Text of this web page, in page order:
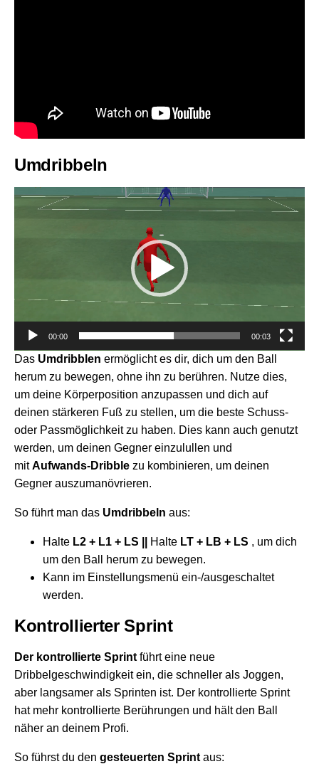
Umdribbeln
Video-
Player
00:00 00:03
Das Umdribblen ermöglicht es dir, dich um den Ball
herum zu bewegen, ohne ihn zu berühren. Nutze dies,
um deine Körperposition anzupassen und dich auf
deinen stärkeren Fuß zu stellen, um die beste Schuss-
oder Passmöglichkeit zu haben. Dies kann auch genutzt
werden, um deinen Gegner einzulullen und
mitAufwands-Dribble zu kombinieren, um deinen
Gegner auszumanövrieren.
So führt man das Umdribbeln aus:
Halte L2 + L1 + LS || Halte LT + LB + LS , um dich
um den Ball herum zu bewegen.
Kann im Einstellungsmenü ein-/ausgeschaltet
werden.
Kontrollierter Sprint
Der kontrollierte Sprint führt eine neue
Dribbelgeschwindigkeit ein, die schneller als Joggen,
aber langsamer als Sprinten ist. Der kontrollierte Sprint
hat mehr kontrollierte Berührungen und hält den Ball
näher an deinem Profi.
So führst du den gesteuerten Sprint aus: